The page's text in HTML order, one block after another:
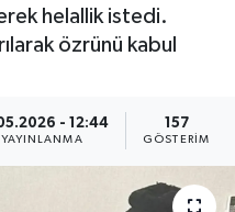
helallik istedi.
özrünü kabul
- 12:44
YAYINLANMA
157
GÖSTERIM